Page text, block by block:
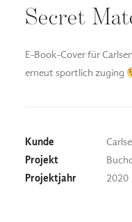
Secret
E-Book-Cover für
erneut sportlich zuging
Kunde
Projekt
Projektjahr
2020